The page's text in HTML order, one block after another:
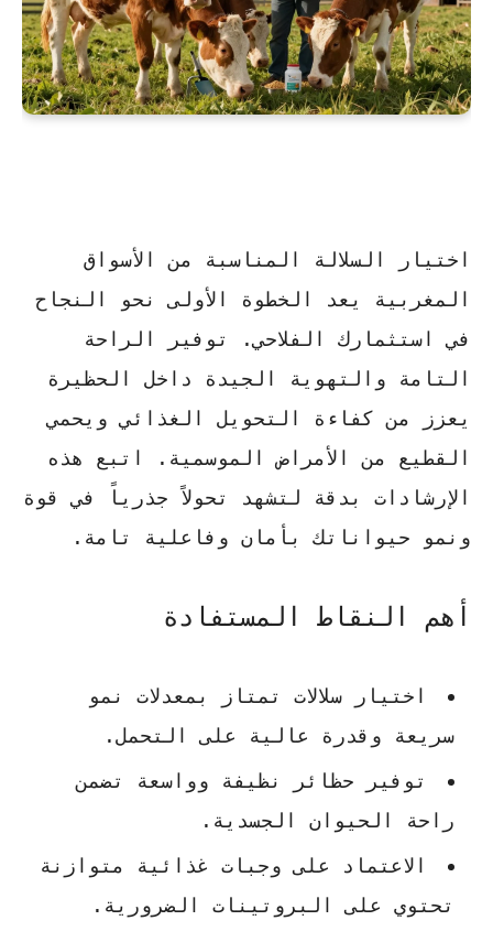
اختيار السلالة المناسبة من الأسواق
المغربية يعد الخطوة الأولى نحو النجاح
في استثمارك الفلاحي. توفير الراحة
التامة والتهوية الجيدة داخل الحظيرة
يعزز من كفاءة التحويل الغذائي ويحمي
القطيع من الأمراض الموسمية. اتبع هذه
الإرشادات بدقة لتشهد تحولاً جذرياً في قوة
ونمو حيواناتك
بأمان وفاعلية تامة.
أهم النقاط المستفادة
اختيار سلالات تمتاز بمعدلات نمو
سريعة وقدرة عالية على التحمل.
توفير حظائر نظيفة وواسعة تضمن
راحة الحيوان الجسدية.
الاعتماد على وجبات غذائية متوازنة
تحتوي على البروتينات الضرورية.